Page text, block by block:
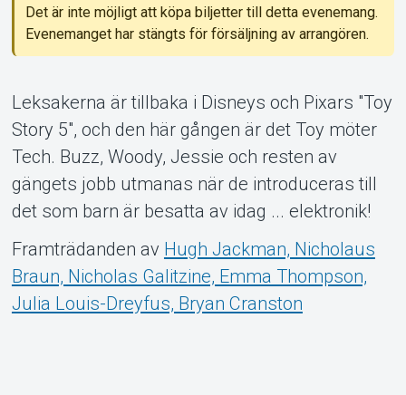
Om Tickster
Det är inte möjligt att köpa biljetter till detta evenemang.
Evenemanget har stängts för försäljning av arrangören.
Leksakerna är tillbaka i Disneys och Pixars "Toy
Story 5", och den här gången är det Toy möter
Tech. Buzz, Woody, Jessie och resten av
gängets jobb utmanas när de introduceras till
det som barn är besatta av idag ... elektronik!
Framträdanden av Hugh Jackman, Nicholaus
Braun, Nicholas Galitzine, Emma Thompson,
Julia Louis-Dreyfus, Bryan Cranston